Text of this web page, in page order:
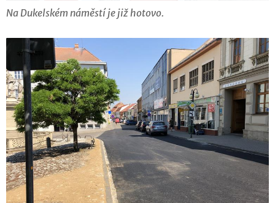
Na Dukelském náměstí je již hotovo.